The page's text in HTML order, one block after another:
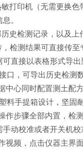
打印机（无需更换
。
史检测记录，以及上
检测结果可直接传
可直接以表格形式导出
口，可导出历史检测
中心同时配置测土配
料手提箱设计，坚固
作步骤全部内置，检
动校准或者开关机校
视频，点击仪器主界